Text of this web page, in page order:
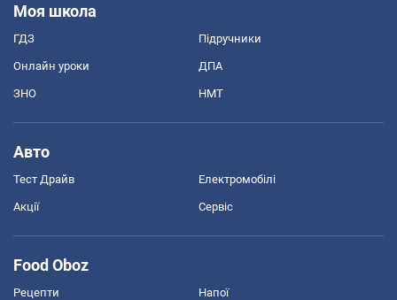
Моя школа
ГДЗ Підручники
Онлайн уроки ДПА
ЗНО НМТ
Авто
Тест Драйв Електромобілі
Акції Сервіс
Food Oboz
Рецепти Напої